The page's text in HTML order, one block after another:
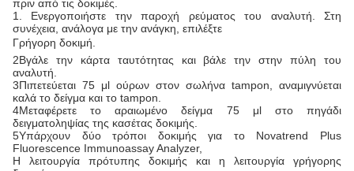
πριν από τις δοκιμές.
1. Ενεργοποιήστε την παροχή ρεύματος του αναλυτή. Στη
συνέχεια, ανάλογα με την ανάγκη, επιλέξτε
Γρήγορη δοκιμή.
2Βγάλε την κάρτα ταυτότητας και βάλε την στην πύλη του
αναλυτή.
3Πιπετεύεται 75 μl ούρων στον σωλήνα tampon, αναμιγνύεται
καλά το δείγμα και το tampon.
4Μεταφέρετε το αραιωμένο δείγμα 75 μl στο πηγάδι
δειγματοληψίας της κασέτας δοκιμής.
5Υπάρχουν δύο τρόποι δοκιμής για το Novatrend Plus
Fluorescence Immunoassay Analyzer,
Η λειτουργία πρότυπης δοκιμής και η λειτουργία γρήγορης